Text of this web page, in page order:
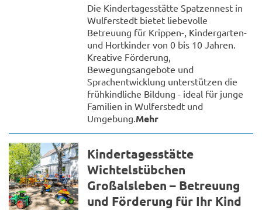
Die Kindertagesstätte Spatzennest in
Wulferstedt bietet liebevolle
Betreuung für Krippen-, Kindergarten-
und Hortkinder von 0 bis 10 Jahren.
Kreative Förderung,
Bewegungsangebote und
Sprachentwicklung unterstützen die
frühkindliche Bildung - ideal für junge
Familien in Wulferstedt und
Umgebung.Mehr
Kindertagesstätte
Wichtelstübchen
Großalsleben – Betreuung
und Förderung für Ihr Kind